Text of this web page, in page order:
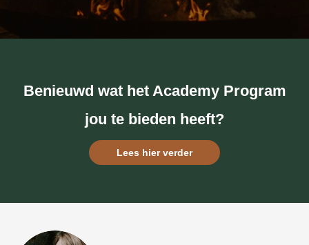
Benieuwd wat het Academy Program
jou te bieden heeft?
Lees hier verder